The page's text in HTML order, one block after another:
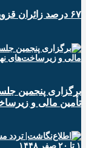
۶۷ درصد زائران قزوینی از مرز مهران به استان بازگشتند
برگزاری پنجمین
تأمین مالی و